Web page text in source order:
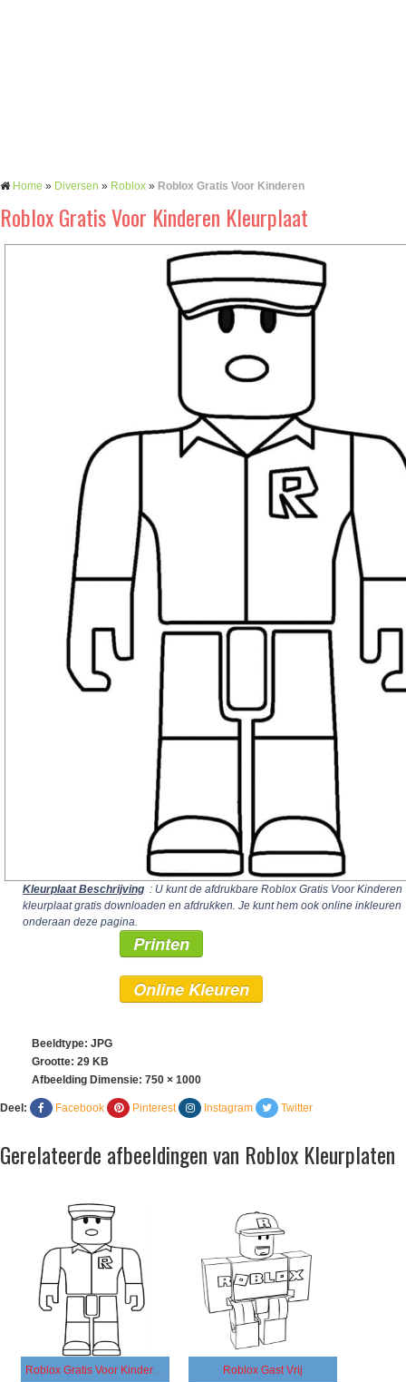
Home » Diversen » Roblox » Roblox Gratis Voor Kinderen
Roblox Gratis Voor Kinderen Kleurplaat
Kleurplaat Beschrijving : U kunt de afdrukbare Roblox Gratis Voor Kinderen
kleurplaat gratis downloaden en afdrukken. Je kunt hem ook online inkleuren
onderaan deze pagina.
Printen
Online Kleuren
Beeldtype: JPG
Grootte: 29 KB
Afbeelding Dimensie: 750 × 1000
Deel: Facebook Pinterest Instagram Twitter
Gerelateerde afbeeldingen van Roblox Kleurplaten
Roblox Gratis Voor Kinderen Roblox Gast Vrij